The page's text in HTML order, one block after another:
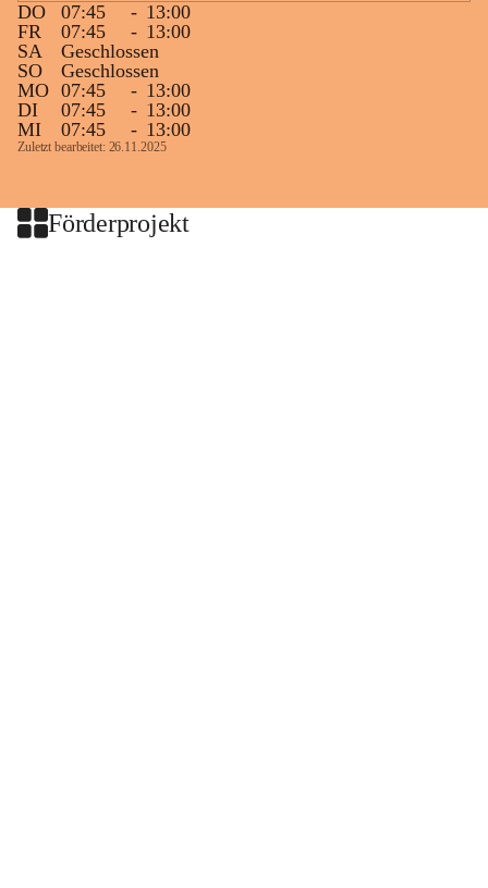
DO
07:45 - 13:00
FR
07:45 - 13:00
SA
Geschlossen
SO
Geschlossen
MO 07:45 - 13:00
DI
07:45 - 13:00
MI
07:45 - 13:00
Zuletzt bearbeitet: 26.11.2025
Förderprojekt